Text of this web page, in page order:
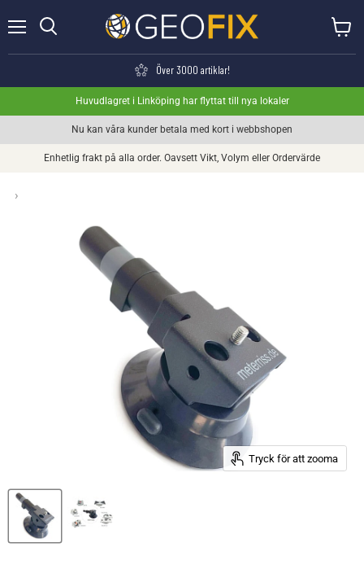
Över 3000 artiklar!
Huvudlagret i Linköping har flyttat till nya lokaler
Nu kan våra kunder betala med kort i webbshopen
Enhetlig frakt på alla order. Oavsett Vikt, Volym eller Ordervärde
›
Tryck för att zooma